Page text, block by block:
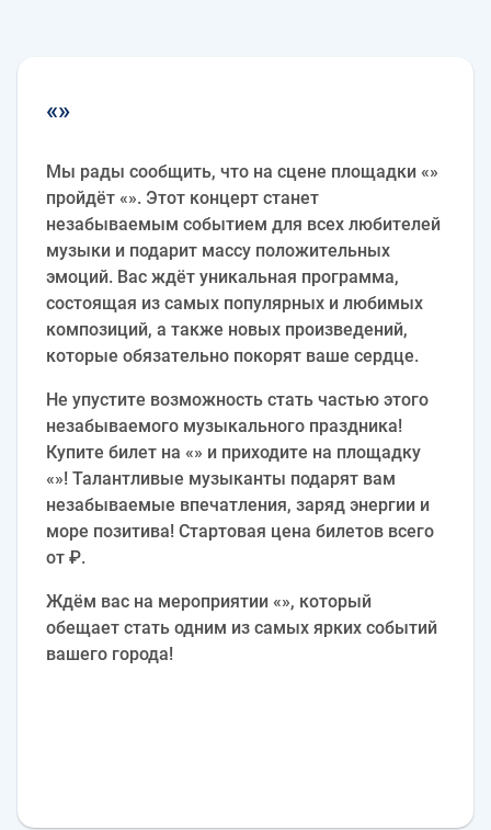
«»
Мы рады сообщить, что на сцене площадки «»
пройдёт «». Этот концерт станет
незабываемым событием для всех любителей
музыки и подарит массу положительных
эмоций. Вас ждёт уникальная программа,
состоящая из самых популярных и любимых
композиций, а также новых произведений,
которые обязательно покорят ваше сердце.
Не упустите возможность стать частью этого
незабываемого музыкального праздника!
Купите билет на «» и приходите на площадку
«»! Талантливые музыканты подарят вам
незабываемые впечатления, заряд энергии и
море позитива! Стартовая цена билетов всего
от ₽.
Ждём вас на мероприятии «», который
обещает стать одним из самых ярких событий
вашего города!